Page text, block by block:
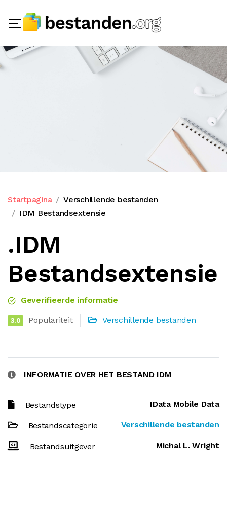
Startpagina
Verschillende bestanden
IDM Bestandsextensie
.IDM
Bestandsextensie
Geverifieerde informatie
3.0 Populariteit Verschillende bestanden
INFORMATIE OVER HET BESTAND IDM
Bestandstype IData Mobile Data
Bestandscategorie Verschillende bestanden
Bestandsuitgever Michal L. Wright